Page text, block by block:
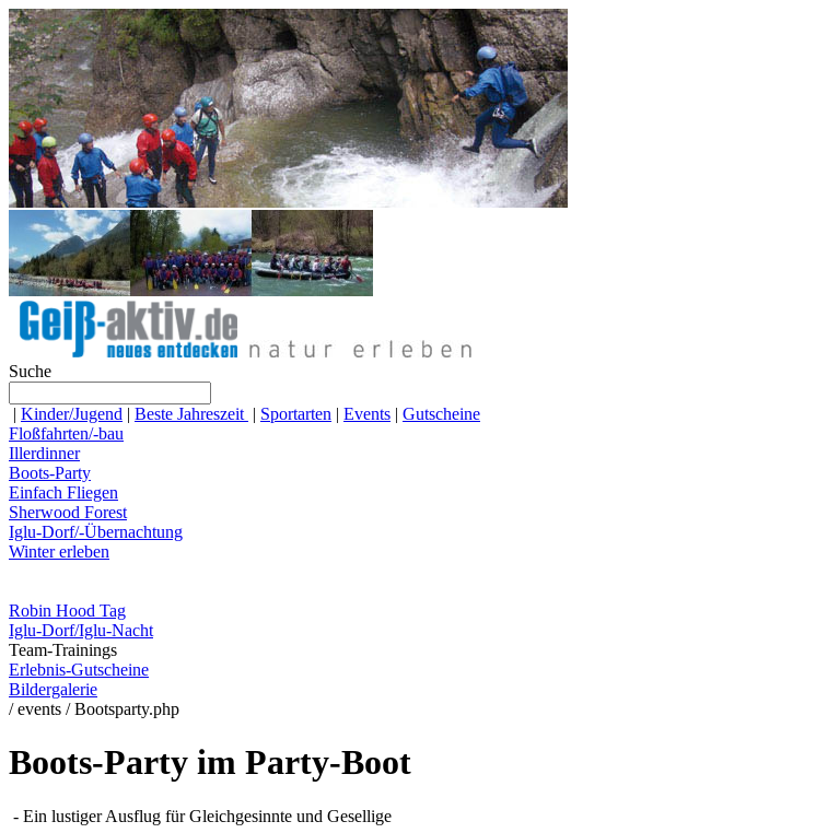
Suche
| Kinder/Jugend | Beste Jahreszeit | Sportarten | Events | Gutscheine
Floßfahrten/-bau
Illerdinner
Boots-Party
Einfach Fliegen
Sherwood Forest
Iglu-Dorf/-Übernachtung
Winter erleben
Robin Hood Tag
Iglu-Dorf/Iglu-Nacht
Team-Trainings
Erlebnis-Gutscheine
Bildergalerie
/ events / Bootsparty.php
Boots-Party im Party-Boot
- Ein lustiger Ausflug für Gleichgesinnte und Gesellige